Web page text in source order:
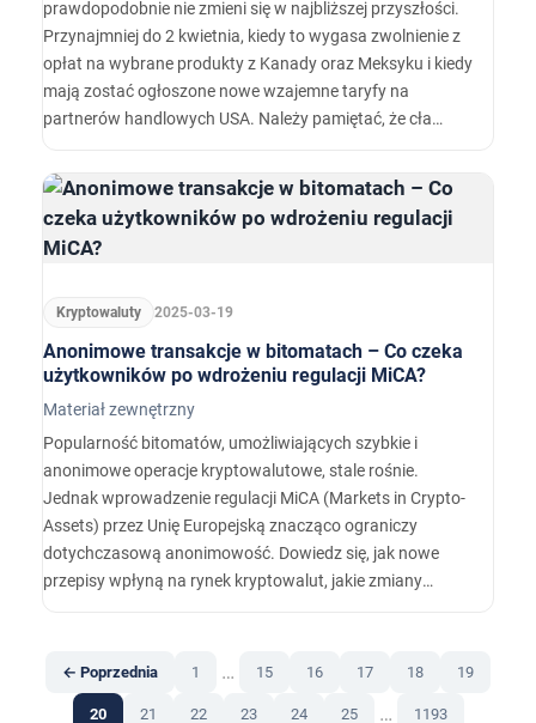
prawdopodobnie nie zmieni się w najbliższej przyszłości.
Przynajmniej do 2 kwietnia, kiedy to wygasa zwolnienie z
opłat na wybrane produkty z Kanady oraz Meksyku i kiedy
mają zostać ogłoszone nowe wzajemne taryfy na
partnerów handlowych USA. Należy pamiętać, że cła
stosowane jako narzędzie negocjacyjne lub jako
instrument długoterminowej polityki przemysłowej.
Kryptowaluty 2025-03-19
Anonimowe transakcje w bitomatach – Co czeka
użytkowników po wdrożeniu regulacji MiCA?
Materiał zewnętrzny
Popularność bitomatów, umożliwiających szybkie i
anonimowe operacje kryptowalutowe, stale rośnie.
Jednak wprowadzenie regulacji MiCA (Markets in Crypto-
Assets) przez Unię Europejską znacząco ograniczy
dotychczasową anonimowość. Dowiedz się, jak nowe
przepisy wpłyną na rynek kryptowalut, jakie zmiany
przygotować się na te zmiany.
← Poprzednia 1 … 15 16 17 18 19
20 21 22 23 24 25 … 1193